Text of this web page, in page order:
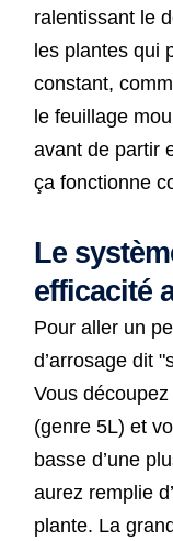
ralentissant le
les plantes qui
constant,
le feuillage
avant de partir
ça fonctionne
Le
efficacité
Pour aller un
d’arrosage dit
Vous
(genre 5L) et
basse d’une
aurez remplie
plante. La